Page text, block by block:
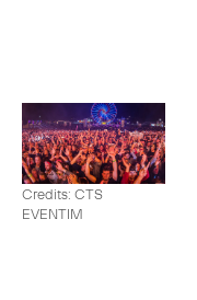
Credits: CTS
EVENTIM